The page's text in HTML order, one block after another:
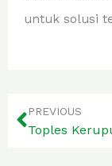
untuk solusi
PREVIOUS